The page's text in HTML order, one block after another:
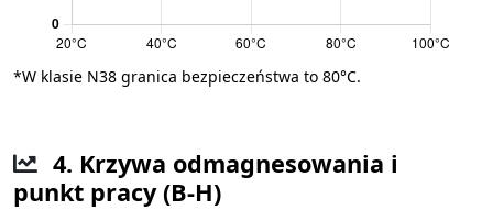
*W klasie N38 granica bezpieczeństwa to 80°C.
4. Krzywa odmagnesowania i
punkt pracy (B-H)